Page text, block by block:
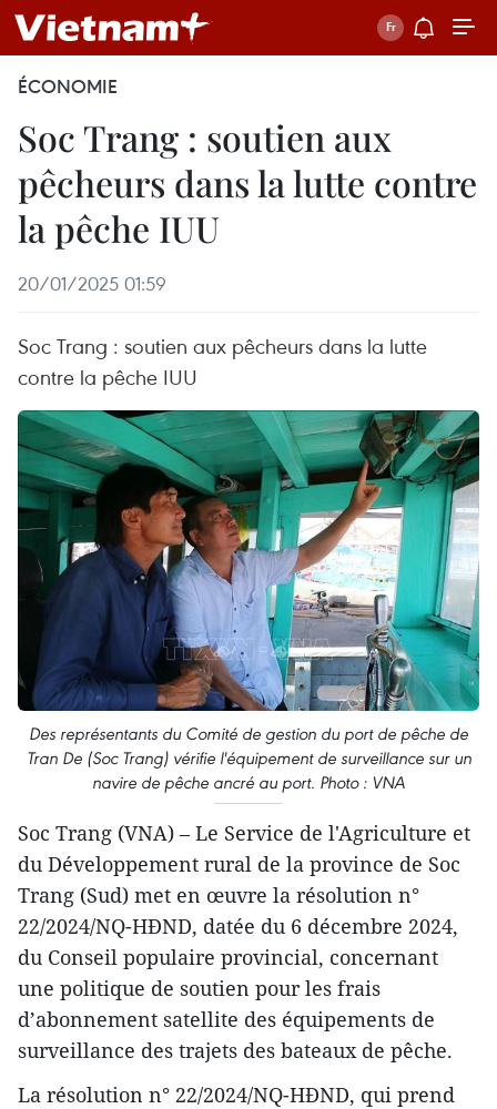
ÉCONOMIE
Soc Trang : soutien aux
pêcheurs dans la lutte contre
la pêche IUU
20/01/2025 01:59
Soc Trang : soutien aux pêcheurs dans la lutte
contre la pêche IUU
Des représentants du Comité de gestion du port de pêche de
Tran De (Soc Trang) vérifie l'équipement de surveillance sur un
navire de pêche ancré au port. Photo : VNA
Soc Trang (VNA) – Le Service de l'Agriculture et
du Développement rural de la province de Soc
Trang (Sud) met en œuvre la résolution n°
22/2024/NQ-HĐND, datée du 6 décembre 2024,
du Conseil populaire provincial, concernant
une politique de soutien pour les frais
d’abonnement satellite des équipements de
surveillance des trajets des bateaux de pêche.
La résolution n° 22/2024/NQ-HĐND, qui prend